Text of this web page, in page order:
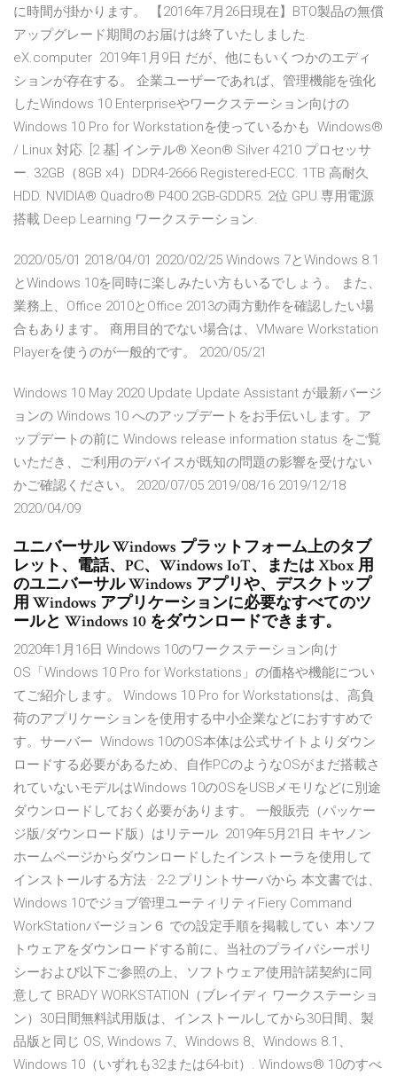
に時間が掛かります。 【2016年7月26日現在】BTO製品の無償
アップグレード期間のお届けは終了いたしました.
eX.computer 2019年1月9日 だが、他にもいくつかのエディ
ションが存在する。 企業ユーザーであれば、管理機能を強化
したWindows 10 Enterpriseやワークステーション向けの
Windows 10 Pro for Workstationを使っているかも Windows®
/ Linux 対応. [2 基] インテル® Xeon® Silver 4210 プロセッサ
ー. 32GB（8GB x4）DDR4-2666 Registered-ECC. 1TB 高耐久
HDD. NVIDIA® Quadro® P400 2GB-GDDR5. 2位 GPU 専用電源
搭載 Deep Learning ワークステーション.
2020/05/01 2018/04/01 2020/02/25 Windows 7とWindows 8.1
とWindows 10を同時に楽しみたい方もいるでしょう。 また、
業務上、Office 2010とOffice 2013の両方動作を確認したい場
合もあります。 商用目的でない場合は、VMware Workstation
Playerを使うのが一般的です。 2020/05/21
Windows 10 May 2020 Update Update Assistant が最新バージ
ョンの Windows 10 へのアップデートをお手伝いします。ア
ップデートの前に Windows release information status をご覧
いただき、ご利用のデバイスが既知の問題の影響を受けない
かご確認ください。 2020/07/05 2019/08/16 2019/12/18
2020/04/09
ユニバーサル Windows プラットフォーム上のタブ
レット、電話、PC、Windows IoT、または Xbox 用
のユニバーサル Windows アプリや、デスクトップ
用 Windows アプリケーションに必要なすべてのツ
ールと Windows 10 をダウンロードできます。
2020年1月16日 Windows 10のワークステーション向け
OS「Windows 10 Pro for Workstations」の価格や機能につい
てご紹介します。 Windows 10 Pro for Workstationsは、高負
荷のアプリケーションを使用する中小企業などにおすすめで
す。サーバー Windows 10のOS本体は公式サイトよりダウン
ロードする必要があるため、自作PCのようなOSがまだ搭載さ
れていないモデルはWindows 10のOSをUSBメモリなどに別途
ダウンロードしておく必要があります。 一般販売（パッケー
ジ版/ダウンロード版）はリテール 2019年5月21日 キヤノン
ホームページからダウンロードしたインストーラを使用して
インストールする方法 · 2-2.プリントサーバから 本文書では、
Windows 10でジョブ管理ユーティリティFiery Command
WorkStationバージョン６ での設定手順を掲載してい 本ソフ
トウェアをダウンロードする前に、当社のプライバシーポリ
シーおよび以下ご参照の上、ソフトウェア使用許諾契約に同
意して BRADY WORKSTATION（ブレイディ ワークステーショ
ン）30日間無料試用版は、インストールしてから30日間、製
品版と同じ OS, Windows 7、Windows 8、Windows 8.1、
Windows 10（いずれも32または64-bit）. Windows® 10のすべ